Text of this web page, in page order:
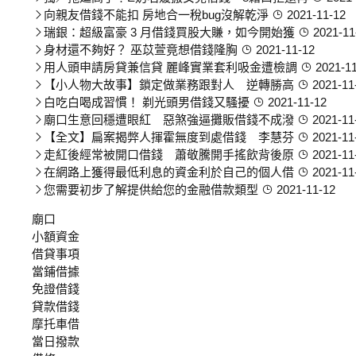
向親友借錢不能扣 房地合一稅bug沒解乾淨
2021-11-12
瑞銀：超級富豪 3 月借錢買股大賺，如今開始獲
2021-
身材還不夠好？ 巫苡萱竟想借錢隆胸
2021-11-12
用人頭申請房貸兼信貸 麗峰實業套利吸金遭檢調
2021-
【小人物大故事】鎖定做業務跟對人 逆轉勝高
2021-
白吃白喝成習慣！ 剃光頭男借錢又騷擾
2021-11-12
廟口生意回穩遭眼紅 惡煞強逼攤販借錢不成潑
2021-
【全文】扁案揭弊人揮霍無度到處借錢 李慧芬
2021-
走紅後經常被開口借錢 蕭敬騰開手搖飲背後原
2021-
在網路上獲得最低利息的資金利於自己的個人借
2021-
您需要初步了解提供給您的金融借款類型
2021-11-12
廟口
小額資金
借貸事項
當鋪借據
免證借錢
貸款借錢
摩托車借
當日撥款